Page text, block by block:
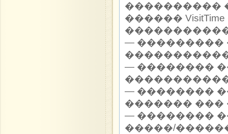
����������
������
������������
— ���������
— ��������
— ��������
������� ���
— ��������
�����/